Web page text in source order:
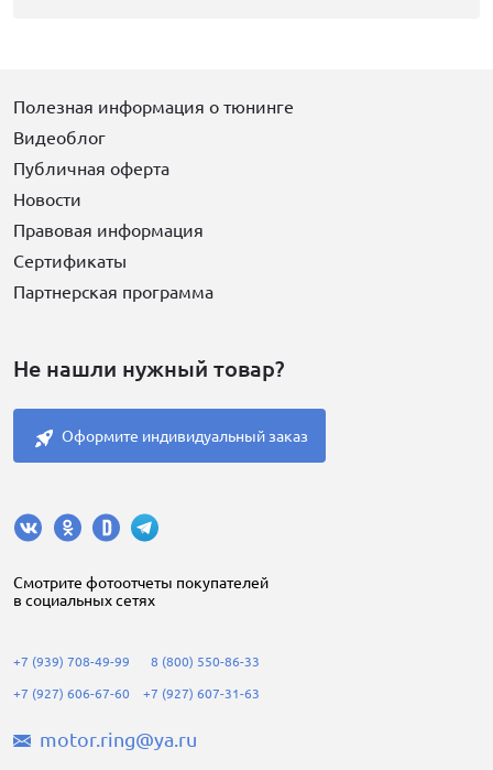
Полезная информация о тюнинге
Видеоблог
Публичная оферта
Новости
Правовая информация
Сертификаты
Партнерская программа
Не нашли нужный товар?
Оформите индивидуальный заказ
Cмотрите фотоотчеты покупателей
в социальных сетях
+7 (939) 708-49-99
+7 (927) 606-67-60
8 (800) 550-86-33
+7 (927) 607-31-63
motor.ring@ya.ru